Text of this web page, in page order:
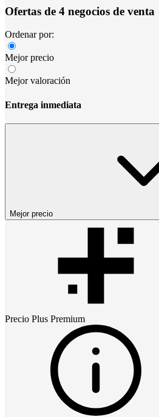
Ofertas de 4 negocios de venta
Ordenar por:
Mejor precio
Mejor valoración
Entrega inmediata
Mejor precio
Precio Plus Premium